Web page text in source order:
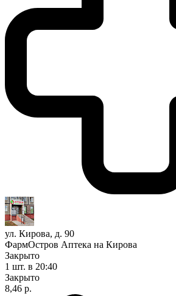
ул. Кирова, д. 90
ФармОстров Аптека на Кирова
Закрыто
1 шт. в 20:40
Закрыто
8,46 р.